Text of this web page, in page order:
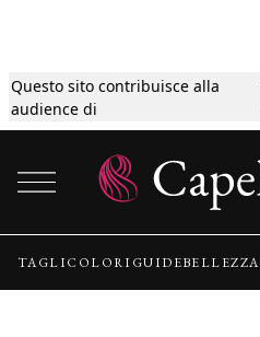
Questo sito contribuisce alla
audience di
Tagli
Colori
Guide
TAGLICOLORI GUIDEBELLEZZA